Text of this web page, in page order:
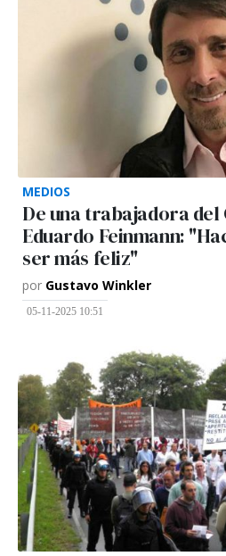
MEDIOS
De una trabajadora del
Eduardo Feinmann:
ser más feliz"
por Gustavo Winkler
05-11-2025 10:51